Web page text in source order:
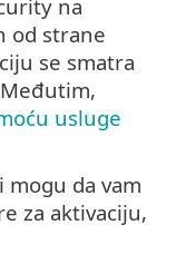
na
od strane
se smatra
usluge
da vam
za aktivaciju,